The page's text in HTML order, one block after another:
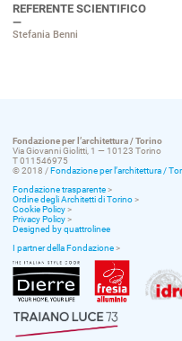
REFERENTE SCIENTIFICO
Stefania Benni
Fondazione per l’architettura / Torino
Via Giovanni Giolitti, 1 — 10123 Torino
T 011546975
© 2018 /Fondazione per l’architettura /
Fondazione trasparente>
Ordine degli Architetti di Torino>
Cookie Policy>
Privacy Policy>
Designed by quattrolinee
I partner della Fondazione>